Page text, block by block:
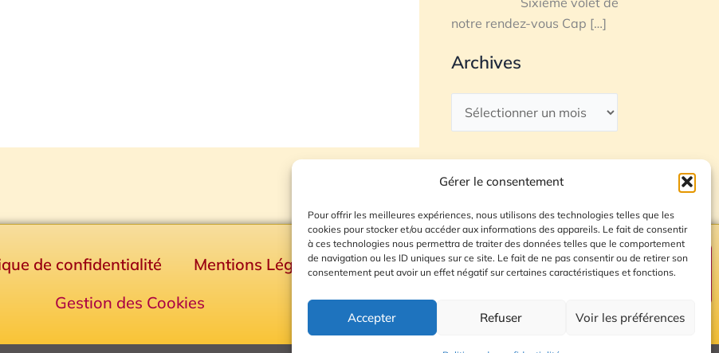
Gérer le consentement
Pour offrir les meilleures expériences, nous utilisons des technologies telles que les
cookies pour stocker et/ou accéder aux informations des appareils. Le fait de consentir
à ces technologies nous permettra de traiter des données telles que le comportement
de navigation ou les ID uniques sur ce site. Le fait de ne pas consentir ou de retirer son
consentement peut avoir un effet négatif sur certaines caractéristiques et fonctions.
Accepter Refuser Voir les préférences
notre rendez-vous Cap […]
Archives
de confidentialité Mentions Légales
Plan du site
Gestion des Cookies